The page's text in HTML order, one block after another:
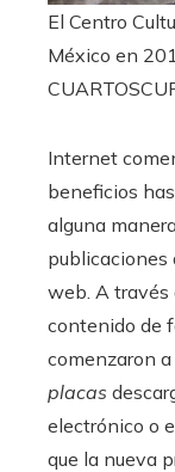
El Centro
México en
Internet
beneficios
alguna
publicaciones
web. A través
contenido de
comenzaron
placas
electrónico o
que la nueva